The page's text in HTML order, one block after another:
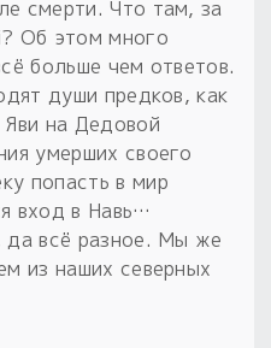
раскладами,
колод
смерти. Что там, за
Об этом много
больше чем ответов.
души предков, как
на Дедовой
умерших своего
попасть в мир
вход в Навь…
всё разное. Мы же
из наших северных